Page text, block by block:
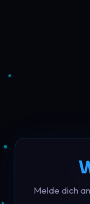
Melde dich